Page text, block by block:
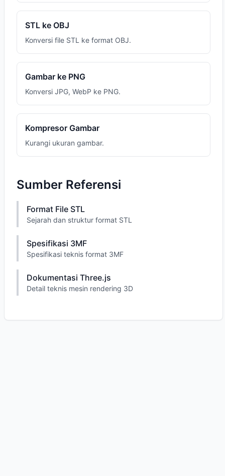
STL ke OBJ
Konversi file STL ke format OBJ.
Gambar ke PNG
Konversi JPG, WebP ke PNG.
Kompresor Gambar
Kurangi ukuran gambar.
Sumber Referensi
Format File STL
Sejarah dan struktur format STL
Spesifikasi 3MF
Spesifikasi teknis format 3MF
Dokumentasi Three.js
Detail teknis mesin rendering 3D